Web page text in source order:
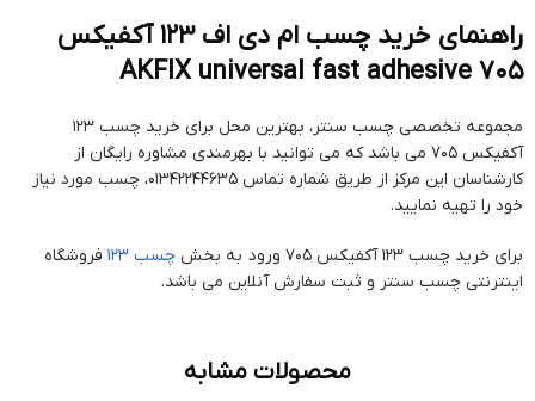
راهنمای خرید چسب ام دی اف 123 آکفیکس
AKFIX universal fast adhesive 705
مجموعه تخصصی چسب سنتر، بهترین محل برای خرید چسب 123
آکفیکس 705 می باشد که می توانید با بهرمندی مشاوره رایگان از
کارشناسان این مرکز از طریق شماره تماس 01342244635، چسب مورد نیاز
خود را تهیه نمایید.
برای خرید چسب 123 آکفیکس 705 ورود به بخش چسب 123
فروشگاه
اینترنتی چسب سنتر و ثبت سفارش آنلاین می باشد.
محصولات مشابه